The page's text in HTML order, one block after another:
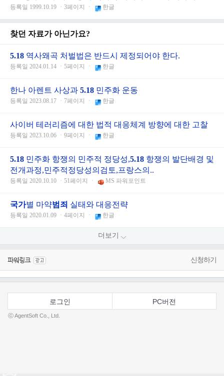
등록일 1999.10.19 ㆍ3페이지 ㆍ 한글
찾던 자료가 아닌가요?
5.18 역사왜곡 처벌법은 반드시 제정되어야 한다.
등록일 2024.01.14 ㆍ5페이지 ㆍ 한글
한나 아렌트 사상과 5.18 민주화 운동
등록일 2023.08.17 ㆍ7페이지 ㆍ 한글
사이버 테러리즘에 대한 법적 대응체계 방향에 대한 고찰
등록일 2023.10.06 ㆍ9페이지 ㆍ 한글
5.18 민주화 항쟁의 민주적 정당성,5.18 항쟁의 발단배경 및
전개과정,민주적정당성의검토,프랑스의..
등록일 2020.10.10 ㆍ51페이지 ㆍ MS 파워포인트
국가별 마약범죄 실태와 대응전략
등록일 2020.01.09 ㆍ4페이지 ㆍ 한글
더보기
신청하기
로그인 PC버전
ⓒ AgentSoft Co., Ltd.